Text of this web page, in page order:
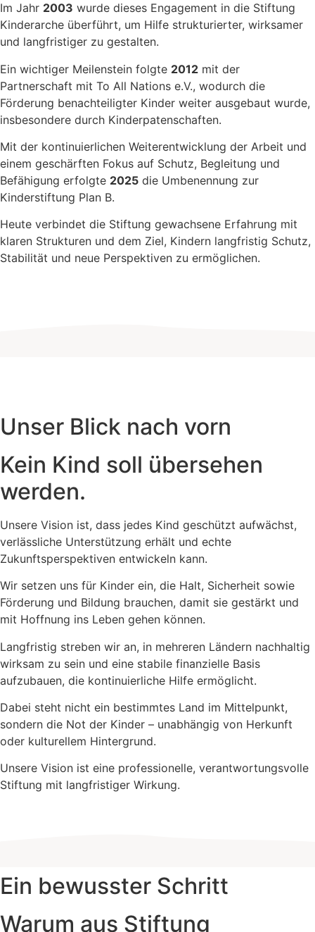
Im Jahr 2003 wurde dieses Engagement in die Stiftung
Kinderarche überführt, um Hilfe strukturierter, wirksamer
und langfristiger zu gestalten.
Ein wichtiger Meilenstein folgte 2012 mit der
Partnerschaft mit To All Nations e.V., wodurch die
Förderung benachteiligter Kinder weiter ausgebaut wurde,
insbesondere durch Kinderpatenschaften.
Mit der kontinuierlichen Weiterentwicklung der Arbeit und
einem geschärften Fokus auf Schutz, Begleitung und
Befähigung erfolgte 2025 die Umbenennung zur
Kinderstiftung Plan B.
Heute verbindet die Stiftung gewachsene Erfahrung mit
klaren Strukturen und dem Ziel, Kindern langfristig Schutz,
Stabilität und neue Perspektiven zu ermöglichen.
Unser Blick nach vorn
Kein Kind soll übersehen
werden.
Unsere Vision ist, dass jedes Kind geschützt aufwächst,
verlässliche Unterstützung erhält und echte
Zukunftsperspektiven entwickeln kann.
Wir setzen uns für Kinder ein, die Halt, Sicherheit sowie
Förderung und Bildung brauchen, damit sie gestärkt und
mit Hoffnung ins Leben gehen können.
Langfristig streben wir an, in mehreren Ländern nachhaltig
wirksam zu sein und eine stabile finanzielle Basis
aufzubauen, die kontinuierliche Hilfe ermöglicht.
Dabei steht nicht ein bestimmtes Land im Mittelpunkt,
sondern die Not der Kinder – unabhängig von Herkunft
oder kulturellem Hintergrund.
Unsere Vision ist eine professionelle, verantwortungsvolle
Stiftung mit langfristiger Wirkung.
Ein bewusster Schritt
Warum aus Stiftung